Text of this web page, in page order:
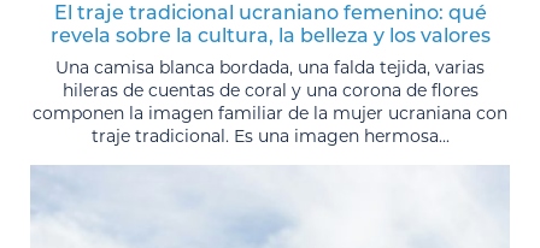
El traje tradicional ucraniano femenino: qué
revela sobre la cultura, la belleza y los valores
Una camisa blanca bordada, una falda tejida, varias
hileras de cuentas de coral y una corona de flores
componen la imagen familiar de la mujer ucraniana con
traje tradicional. Es una imagen hermosa...